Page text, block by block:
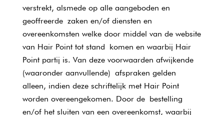
verstrekt, alsmede op alle aangeboden en
geoffreerde zaken en/of diensten en
overeenkomsten welke door middel van de website
van Hair Point tot stand komen en waarbij Hair
Point partij is. Van deze voorwaarden afwijkende
(waaronder aanvullende) afspraken gelden
alleen, indien deze schriftelijk met Hair Point
worden overeengekomen. Door de bestelling
en/of het sluiten van een overeenkomst, waarbij